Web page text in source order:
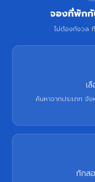
จองที่พักกั
ไม่ต้องกังวล
เ
ค้นหาจากประเภท จั
ทักส